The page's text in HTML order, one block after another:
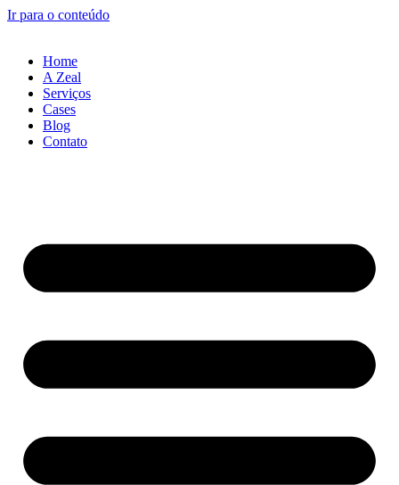
Ir para o conteúdo
Home
A Zeal
Serviços
Cases
Blog
Contato